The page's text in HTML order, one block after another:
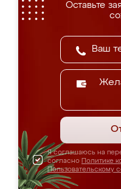
Оставьте
Я соглашаюсь на
согласно Политике
Пользовательскому